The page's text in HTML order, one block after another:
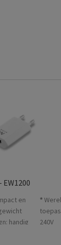
EW1200
en
handig
240V